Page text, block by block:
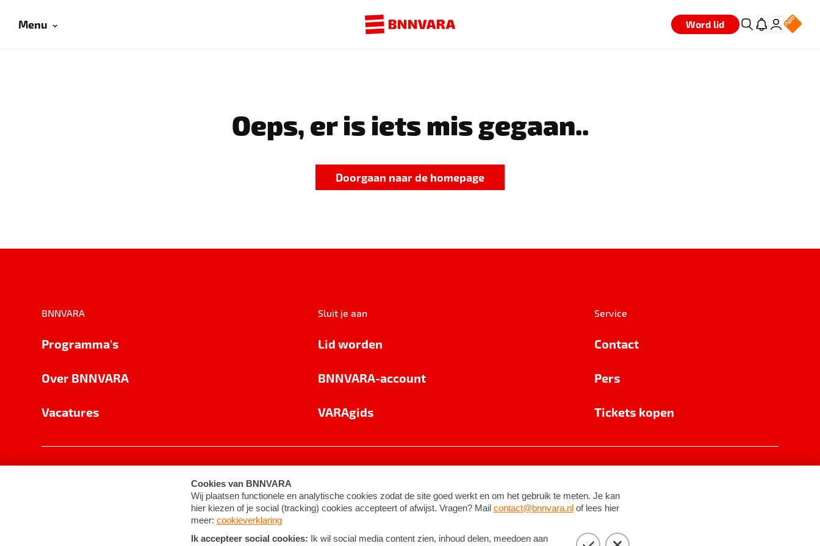
Menu Word lid
Oeps, er is iets mis gegaan..
Doorgaan naar de homepage
BNNVARA
Programma's
Over BNNVARA
Vacatures
Sluit je aan
Lid worden
BNNVARA-account
VARAgids
Service
Contact
Pers
Tickets kopen
Cookie-instellingen Algemene voorwaarden ©2026BNNVARA